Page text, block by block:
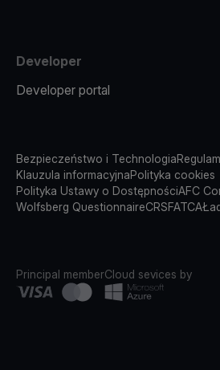
Developer
Developer portal
Bezpieczeństwo i Technologia
Klauzula informacyjnaPolityka cookies
Polityka Ustawy o DostępnościAFC
Wolfsberg QuestionnaireCRSFATCA
Principal memberCloud sevices by